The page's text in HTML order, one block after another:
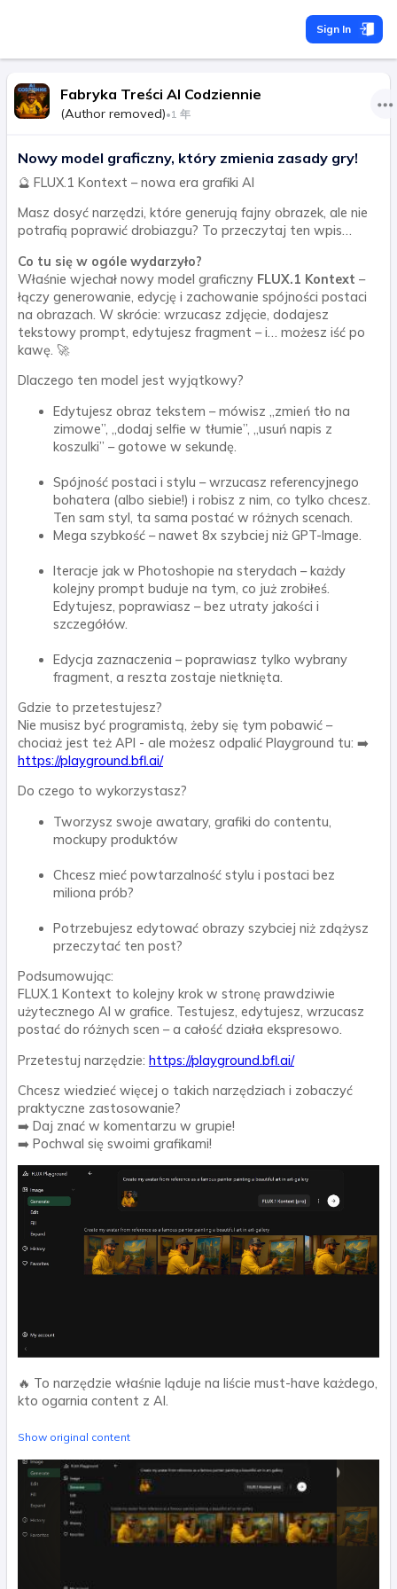
Sign In
Fabryka Treści AI Codziennie
(Author removed)•1 年
Nowy model graficzny, który zmienia zasady gry!
🔮 FLUX.1 Kontext – nowa era grafiki AI
Masz dosyć narzędzi, które generują fajny obrazek, ale nie
potrafią poprawić drobiazgu? To przeczytaj ten wpis…
Co tu się w ogóle wydarzyło?
Właśnie wjechał nowy model graficzny FLUX.1 Kontext –
łączy generowanie, edycję i zachowanie spójności postaci
na obrazach. W skrócie: wrzucasz zdjęcie, dodajesz
tekstowy prompt, edytujesz fragment – i… możesz iść po
kawę. 🚀
Dlaczego ten model jest wyjątkowy?
Edytujesz obraz tekstem – mówisz „zmień tło na
zimowe”, „dodaj selfie w tłumie”, „usuń napis z
koszulki” – gotowe w sekundę.
Spójność postaci i stylu – wrzucasz referencyjnego
bohatera (albo siebie!) i robisz z nim, co tylko chcesz.
Ten sam styl, ta sama postać w różnych scenach.
Mega szybkość – nawet 8x szybciej niż GPT-Image.
Iteracje jak w Photoshopie na sterydach – każdy
kolejny prompt buduje na tym, co już zrobiłeś.
Edytujesz, poprawiasz – bez utraty jakości i
szczegółów.
Edycja zaznaczenia – poprawiasz tylko wybrany
fragment, a reszta zostaje nietknięta.
Gdzie to przetestujesz?
Nie musisz być programistą, żeby się tym pobawić –
chociaż jest też API - ale możesz odpalić Playground tu: ➡️
https://playground.bfl.ai/
Do czego to wykorzystasz?
Tworzysz swoje awatary, grafiki do contentu,
mockupy produktów
Chcesz mieć powtarzalność stylu i postaci bez
miliona prób?
Potrzebujesz edytować obrazy szybciej niż zdążysz
przeczytać ten post?
Podsumowując:
FLUX.1 Kontext to kolejny krok w stronę prawdziwie
użytecznego AI w grafice. Testujesz, edytujesz, wrzucasz
postać do różnych scen – a całość działa ekspresowo.
Przetestuj narzędzie: https://playground.bfl.ai/
Chcesz wiedzieć więcej o takich narzędziach i zobaczyć
praktyczne zastosowanie?
➡️ Daj znać w komentarzu w grupie!
➡️ Pochwal się swoimi grafikami!
🔥 To narzędzie właśnie ląduje na liście must-have każdego,
kto ogarnia content z AI.
Show original content